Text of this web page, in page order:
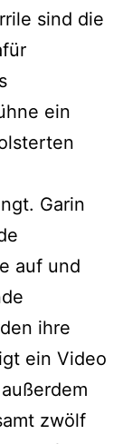
sind die
ein
Garin
auf und
ihre
ein Video
zwölf